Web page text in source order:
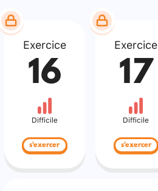
Exercice
16
Difficile
s'exercer
Exercice
17
Difficile
s'exercer